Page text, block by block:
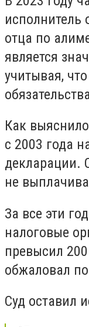
исполнитель
отца по
является
учитывая,
Как
с 2003 года
декларации.
не
За все эти
налоговые
превысил
обжаловал
Суд оставил